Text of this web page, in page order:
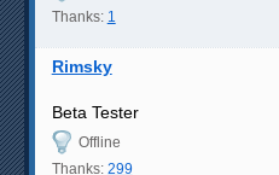
Thanks: 1
Rimsky
Beta Tester
Offline
Thanks: 299